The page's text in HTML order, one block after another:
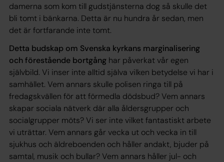
damerna som kom till gudstjänsterna dog så skulle det
bli tomt i bänkarna. Detta är nu hundra år sedan, men
det är fortfarande inte tomt.
Detta budskap om Svenska kyrkans marginalisering
och förestående bortgång har påverkat vår egen
självbild. Vi inser inte alltid själva vilken betydelse vi har i
samhället. Vem annars skulle polisen ringa till på
fredagskvällen för att förmedla dödsbud? Vem annars
skapar sociala nätverk där alla åldersgrupper och
socialgrupper möts? Vi ser inte vilket fantastiskt arbete
vi uträttar. Vem annars går vecka ut och vecka in till
sjukhus och äldreboenden och håller andakt, bjuder på
samtal, musik och bullar? Vem annars håller jul- och